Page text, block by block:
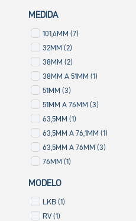
MEDIDA
101,6MM (7)
32MM (2)
38MM (2)
38MM A 51MM (1)
51MM (3)
51MM A 76MM (3)
63,5MM (1)
63,5MM A 76,1MM (1)
63,5MM A 76MM (3)
76MM (1)
MODELO
LKB (1)
RV (1)